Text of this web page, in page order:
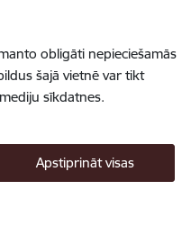
obligāti nepieciešamās
šajā vietnē var tikt
sīkdatnes.
Apstiprināt visas